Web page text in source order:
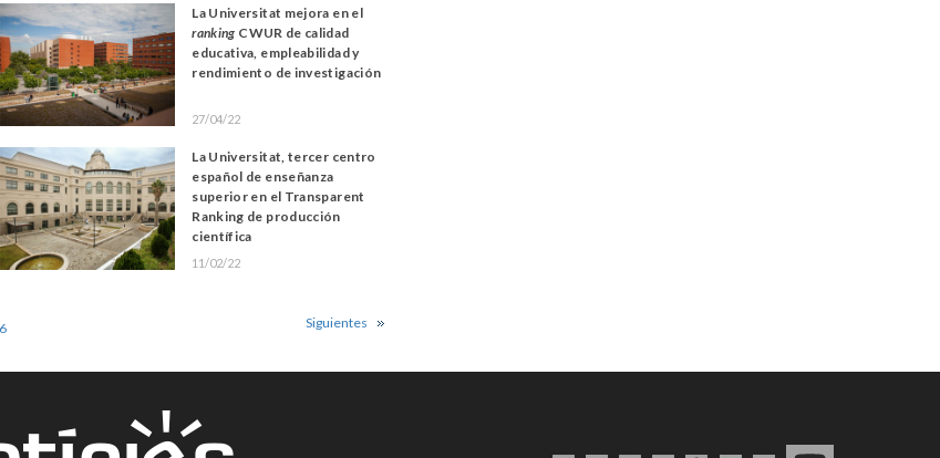
La Universitat mejora en el
ranking CWUR de calidad
educativa, empleabilidad y
rendimiento de investigación
27/04/22
La Universitat, tercer centro
español de enseñanza
superior en el Transparent
Ranking de producción
científica
11/02/22
6 Siguientes